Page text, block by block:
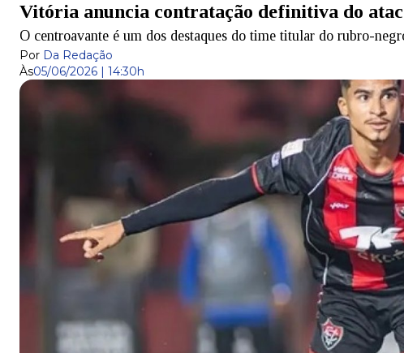
Vitória anuncia contratação definitiva do
O centroavante é um dos destaques do time titular do rubro-
Por Da Redação
Às05/06/2026 | 14:30h